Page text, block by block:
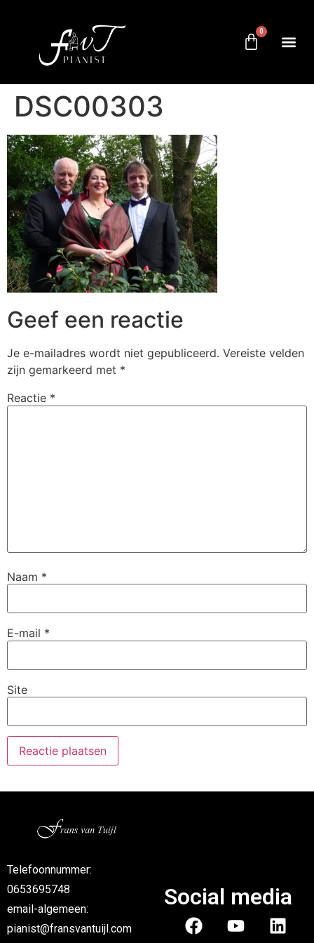
0
DSC00303
Geef een reactie
Je e-mailadres wordt niet gepubliceerd. Vereiste velden
zijn gemarkeerd met *
Reactie *
Naam *
E-mail *
Site
Telefoonnummer:
0653695748
email-algemeen:
pianist@fransvantuijl.com
Social media